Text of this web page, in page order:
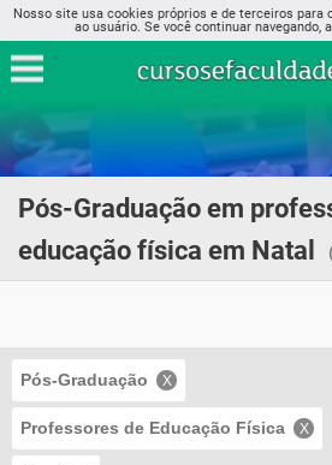
Nosso site usa cookies próprios e de terceiros para
ao usuário. Se você continuar navegando,
Pós-Graduação em
educação física em Natal
Pós-Graduação
Professores de Educação Física